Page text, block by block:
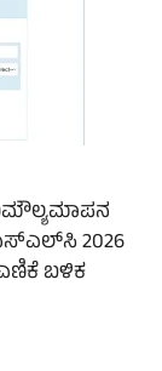
2026
ಬಳಿಕ